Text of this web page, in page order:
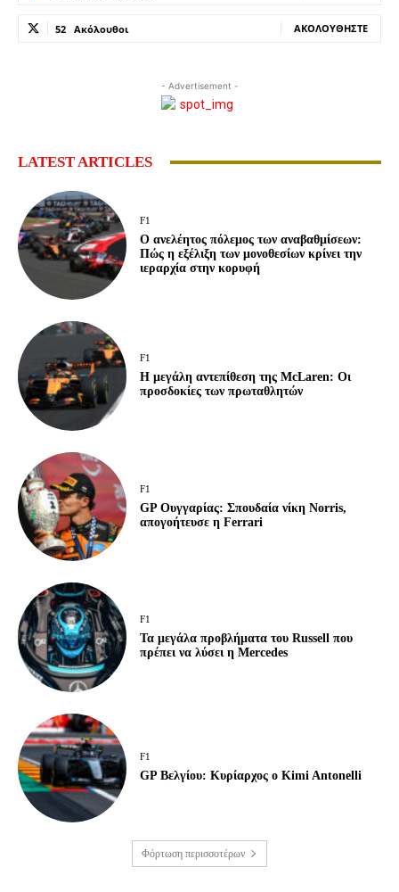
52 Ακόλουθοι ΑΚΟΛΟΥΘΉΣΤΕ
- Advertisement -
LATEST ARTICLES
F1
Ο ανελέητος πόλεμος των αναβαθμίσεων:
Πώς η εξέλιξη των μονοθεσίων κρίνει την
ιεραρχία στην κορυφή
F1
Η μεγάλη αντεπίθεση της McLaren: Οι
προσδοκίες των πρωταθλητών
F1
GP Ουγγαρίας: Σπουδαία νίκη Norris,
απογοήτευσε η Ferrari
F1
Τα μεγάλα προβλήματα του Russell που
πρέπει να λύσει η Mercedes
F1
GP Βελγίου: Κυρίαρχος ο Kimi Antonelli
Φόρτωση περισσοτέρων